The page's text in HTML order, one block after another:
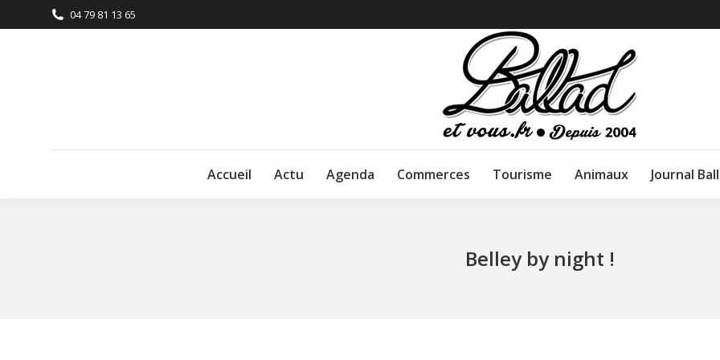
04 79 81 13 65
Accueil Actu Agenda Commerces Tourisme Animaux Journal
Belley by night !